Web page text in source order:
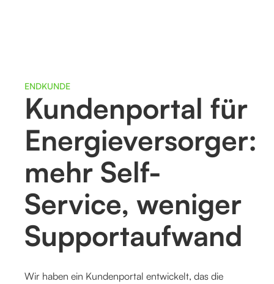
ENDKUNDE
Kundenportal für
Energieversorger:
mehr Self-
Service, weniger
Supportaufwand
Wir haben ein Kundenportal entwickelt, das die